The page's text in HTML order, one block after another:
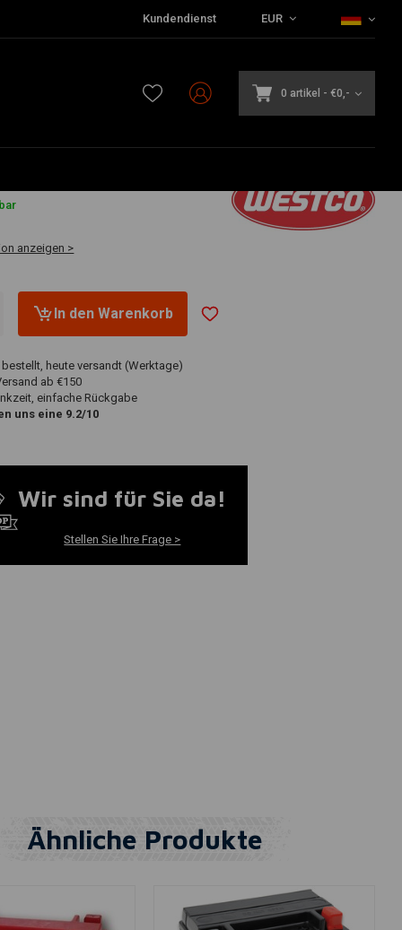
Kundendienst EUR
0 artikel - €0,-
anzeigen >
In den Warenkorb
bestellt, heute versandt (Werktage)
ab €150
einfache Rückgabe
uns eine 9.2/10
Wir sind für Sie da!
Stellen Sie Ihre Frage >
Ähnliche Produkte